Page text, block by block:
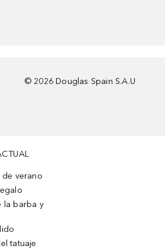
© 2026 Douglas Spain S.A.U
de verano
la barba y
tatuaje